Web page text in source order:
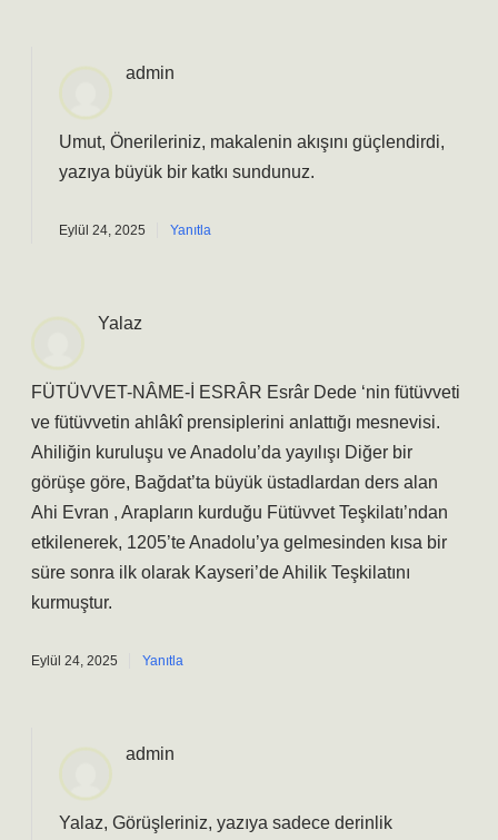
admin
Umut, Önerileriniz, makalenin akışını güçlendirdi,
yazıya büyük bir katkı sundunuz.
Eylül 24, 2025 Yanıtla
Yalaz
FÜTÜVVET-NÂME-İ ESRÂR Esrâr Dede ‘nin fütüvveti
ve fütüvvetin ahlâkî prensiplerini anlattığı mesnevisi.
Ahiliğin kuruluşu ve Anadolu’da yayılışı Diğer bir
görüşe göre, Bağdat’ta büyük üstadlardan ders alan
Ahi Evran , Arapların kurduğu Fütüvvet Teşkilatı’ndan
etkilenerek, 1205’te Anadolu’ya gelmesinden kısa bir
süre sonra ilk olarak Kayseri’de Ahilik Teşkilatını
kurmuştur.
Eylül 24, 2025 Yanıtla
admin
Yalaz, Görüşleriniz, yazıya sadece derinlik